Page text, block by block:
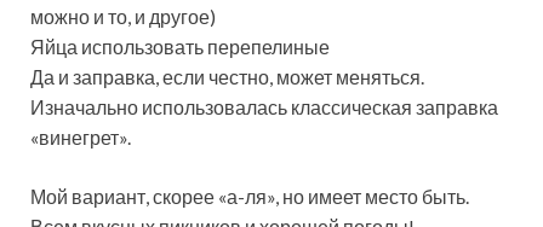
можно и то, и другое)
Яйца использовать перепелиные
Да и заправка, если честно, может меняться.
Изначально использовалась классическая заправка
«винегрет».
Мой вариант, скорее «а-ля», но имеет место быть.